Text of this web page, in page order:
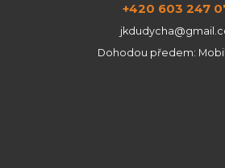
+420 603 247
Dohodou předem: